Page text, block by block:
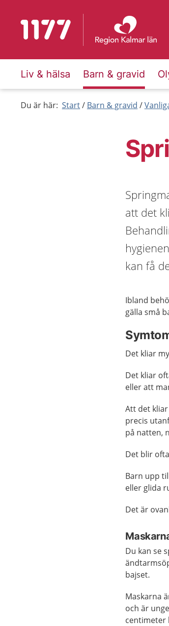
Till startsidan för 1177
Liv & hälsa Barn & gravid
Du är här: Start Barn & gravid
att det
kan få
Ibland
gälla små
Det kliar
Det kliar
eller att
Att det
precis
på natten,
Det blir
Barn upp
eller glida
Det är
Du kan se
bajset.
Maskarna
och är
centimeter